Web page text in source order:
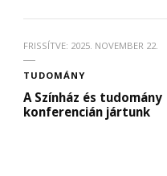
FRISSÍTVE: 2025. NOVEMBER 22.
TUDOMÁNY
A Színház és tudomány
konferencián jártunk